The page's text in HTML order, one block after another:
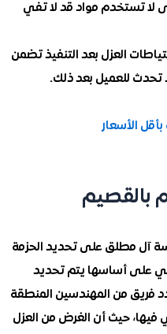
مواد قد لا تفي
بعد التنفيذ تضمن
بعد ذلك.
على تحديد الحزمة
يتم تحديد
المهندسين المنطقة
أن الغرض من العزل